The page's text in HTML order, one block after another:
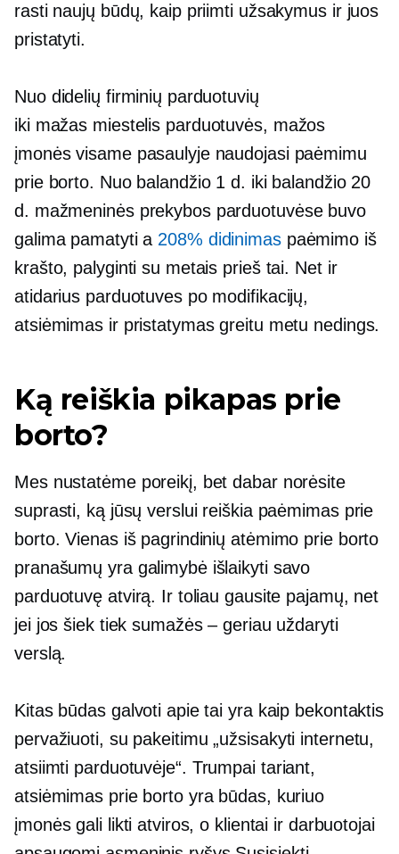
rasti naujų būdų, kaip priimti užsakymus ir juos
pristatyti.
Nuo didelių firminių parduotuvių
iki mažas miestelis parduotuvės, mažos
įmonės visame pasaulyje naudojasi paėmimu
prie borto. Nuo balandžio 1 d. iki balandžio 20
d. mažmeninės prekybos parduotuvėse buvo
galima pamatyti a 208% didinimaspaėmimo iš
krašto, palyginti su metais prieš tai. Net ir
atidarius parduotuves po modifikacijų,
atsiėmimas ir pristatymas greitu metu nedings.
Ką reiškia pikapas prie
borto?
Mes nustatėme poreikį, bet dabar norėsite
suprasti, ką jūsų verslui reiškia paėmimas prie
borto. Vienas iš pagrindinių atėmimo prie borto
pranašumų yra galimybė išlaikyti savo
parduotuvę atvirą. Ir toliau gausite pajamų, net
jei jos šiek tiek sumažės – geriau uždaryti
verslą.
Kitas būdas galvoti apie tai yra kaip bekontaktis
pervažiuoti, su pakeitimu „užsisakyti internetu,
atsiimti parduotuvėje“. Trumpai tariant,
atsiėmimas prie borto yra būdas, kuriuo
įmonės gali likti atviros, o klientai ir darbuotojai